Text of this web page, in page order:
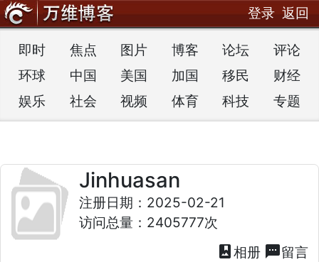
登录 返回
即时 焦点 图片 博客 论坛
评论
环球
中国 美国 加国 移民
财经
娱乐
社会 视频 体育 科技 专题
Jinhuasan
注册日期：2025-02-21
访问总量：2405777次
photo_album 相册 textsms留言